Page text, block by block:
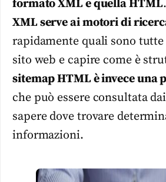
formato XML e quella HTML
XML serve ai motori di
rapidamente quali sono
sito web e capire come è
sitemap HTML è invece una
che può essere consultata
sapere dove trovare
informazioni.